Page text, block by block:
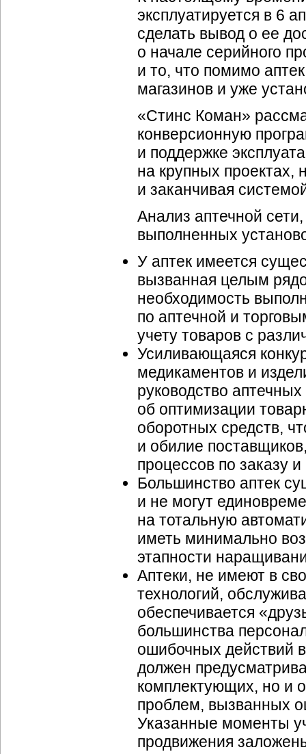
эксплуатируется в 6
сделать вывод о ее
о начале серийного
и то, что помимо
магазинов и уже
«Стинс Коман»
конверсионную
и поддержке
на крупных проектах,
и заканчивая
Анализ аптечной
выполненных
У аптек имеется
вызванная целым
необходимость
по аптечной и
учету товаров с
Усиливающаяся
медикаментов и
руководство
об оптимизации
оборотных средств,
и обилие
процессов по заказу
Большинство аптек
и не могут
на тотальную
иметь минимально
этапности
Аптеки, не имеют в
технологий,
обеспечивается
большинства
ошибочных действий
должен
комплектующих, но и
проблем, вызванных
Указанные моменты
продвижения